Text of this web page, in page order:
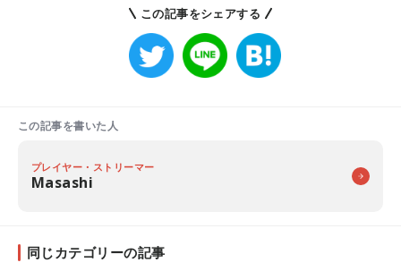
この記事をシェアする
この記事を書いた人
プレイヤー・ストリーマー
Masashi
同じカテゴリーの記事